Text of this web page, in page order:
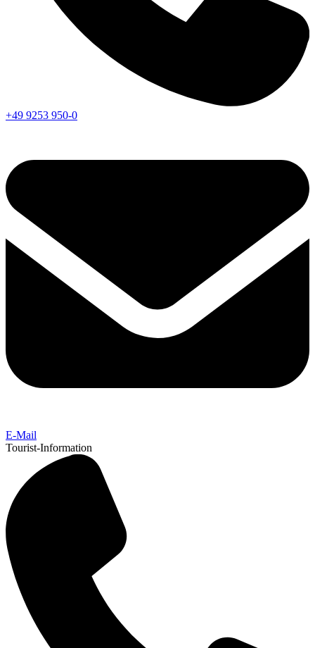
+49 9253 950-0
E-Mail
Tourist-Information